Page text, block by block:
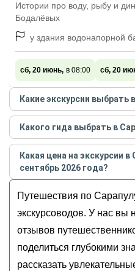
Истории про воду, рыбу и
Бодалёвых
у здания водонапорной
сб, 20 июнь, в 08:00 сб, 20
Какие экскурсии выбрать
Самые популярные
августе - сентябре 2026
Гастрономическая
не чай, то...» (18+)
Сарапул: модерн и
Знакомьтесь,
Какого гида выбрать в
Лучшие гидыв Сарапуле
августе 2026 года:
Оксана
Какая цена на экскурсии в
сентябрь 2026 года?
сентябрь 2026года от 7
Путешествия по
экскурсоводов. У нас вы
отзывов
поделиться глубокими
рассказать